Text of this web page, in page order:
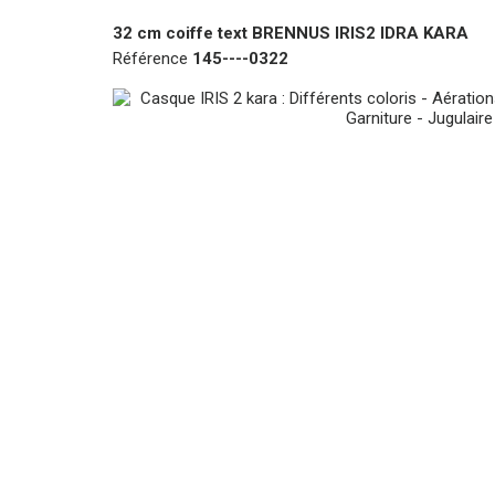
32 cm coiffe text BRENNUS IRIS2 IDRA KARA
Référence 145----0322